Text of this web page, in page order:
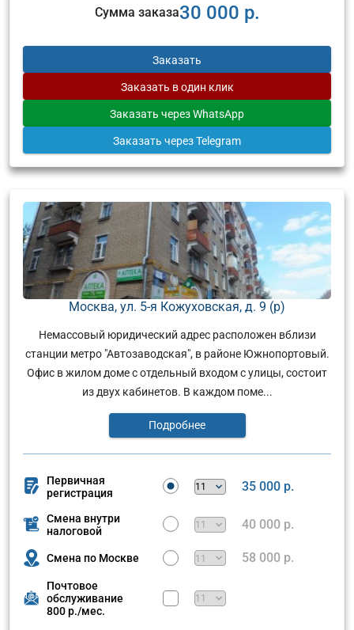
Сумма заказа30 000 р.
Заказать
Заказать в один клик
Заказать через WhatsApp
Заказать через Telegram
Москва, ул. 5-я Кожуховская, д. 9 (р)
Немассовый юридический адрес расположен вблизи
станции метро "Автозаводская", в районе Южнопортовый.
Офис в жилом доме с отдельный входом с улицы, состоит
из двух кабинетов. В каждом поме...
Подробнее
Первичная
регистрация
35 000 р.
Смена внутри
налоговой
40 000 р.
Смена по Москве 58 000 р.
Почтовое
обслуживание
800 р./мес.